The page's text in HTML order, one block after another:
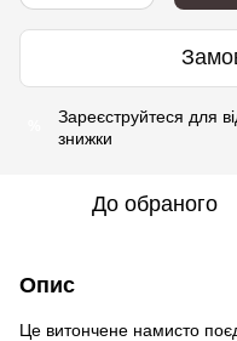
Зареєструйтеся для
знижки
До обраного
Опис
Це витончене намисто